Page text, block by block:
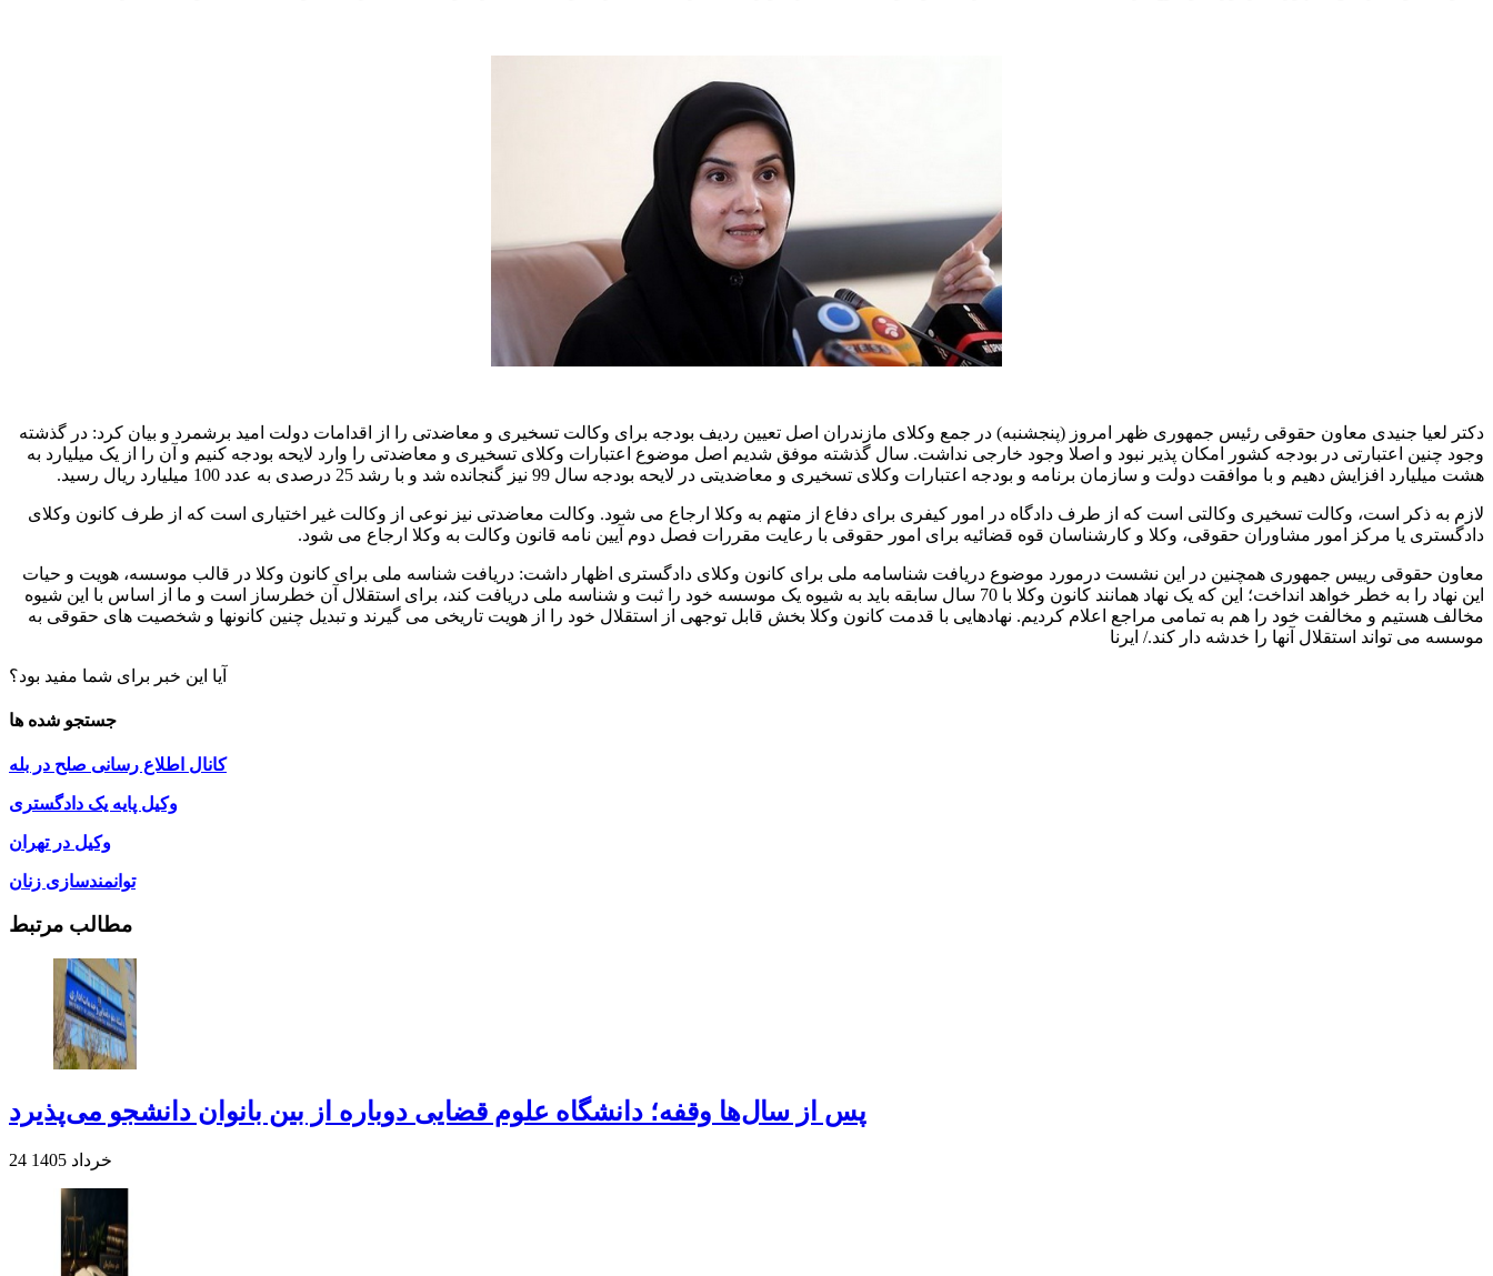
دکتر لعیا جنیدی معاون حقوقی رئیس جمهوری ظهر امروز (پنجشنبه) در جمع وکلای مازندران اصل تعیین ردیف بودجه برای وکالت تسخیری و معاضدتی را از اقدامات دولت امید برشمرد و بیان کرد: در گذشته
وجود چنین اعتبارتی در بودجه کشور امکان پذیر نبود و اصلا وجود خارجی نداشت. سال گذشته موفق شدیم اصل موضوع اعتبارات وکلای تسخیری و معاضدتی را وارد لایحه بودجه کنیم و آن را از یک میلیارد به
هشت میلیارد افزایش دهیم و با موافقت دولت و سازمان برنامه و بودجه اعتبارات وکلای تسخیری و معاضدیتی در لایحه بودجه سال 99 نیز گنجانده شد و با رشد 25 درصدی به عدد 100 میلیارد ریال رسید.
لازم به ذکر است، وکالت تسخیری وکالتی است که از طرف دادگاه در امور کیفری برای دفاع از متهم به وکلا ارجاع می شود. وکالت معاضدتی نیز نوعی از وکالت غیر اختیاری است که از طرف کانون وکلای
دادگستری یا مرکز امور مشاوران حقوقی، وکلا و کارشناسان قوه قضائیه برای امور حقوقی با رعایت مقررات فصل دوم آیین نامه قانون وکالت به وکلا ارجاع می شود.
معاون حقوقی رییس جمهوری همچنین در این نشست درمورد موضوع دریافت شناسامه ملی برای کانون وکلای دادگستری اظهار داشت: دریافت شناسه ملی برای کانون وکلا در قالب موسسه، هویت و حیات
این نهاد را به خطر خواهد انداخت؛ این که یک نهاد همانند کانون وکلا با 70 سال سابقه باید به شیوه یک موسسه خود را ثبت و شناسه ملی دریافت کند، برای استقلال آن خطرساز است و ما از اساس با این شیوه
مخالف هستیم و مخالفت خود را هم به تمامی مراجع اعلام کردیم. نهادهایی با قدمت کانون وکلا بخش قابل توجهی از استقلال خود را از هویت تاریخی می گیرند و تبدیل چنین کانونها و شخصیت های حقوقی به
موسسه می تواند استقلال آنها را خدشه دار کند./ ایرنا
آیا این خبر برای شما مفید بود؟
جستجو شده ها
کانال اطلاع رسانی صلح در بله
وکیل پایه یک دادگستری
وکیل در تهران
توانمندسازی زنان
مطالب مرتبط
پس از سال‌ها وقفه؛ دانشگاه علوم قضایی دوباره از بین بانوان دانشجو می‌پذیرد
24 خرداد 1405